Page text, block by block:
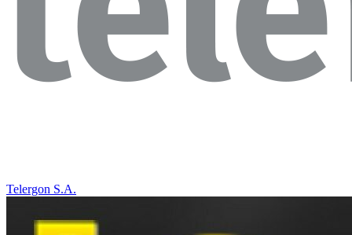
Telergon S.A.